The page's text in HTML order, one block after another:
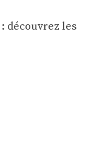
découvrez les